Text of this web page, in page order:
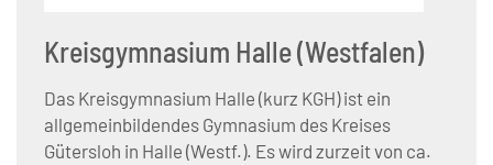
Kreisgymnasium Halle (Westfalen)
Das Kreisgymnasium Halle (kurz KGH) ist ein
allgemeinbildendes Gymnasium des Kreises
Gütersloh in Halle (Westf.). Es wird zurzeit von ca.